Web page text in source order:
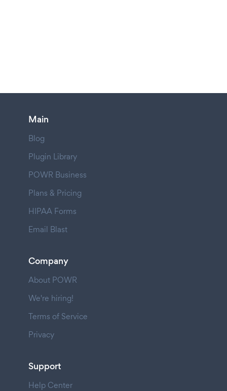
Main
Blog
Plugin Library
POWR Business
Plans & Pricing
HIPAA Forms
Email Blast
Company
About POWR
We're hiring!
Terms of Service
Privacy
Support
Help Center